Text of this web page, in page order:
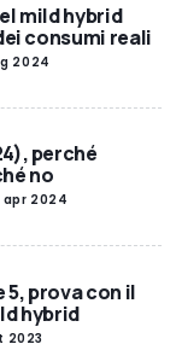
mild hybrid
consumi reali
2024
perché
no
apr 2024
5, prova con il
hybrid
2023